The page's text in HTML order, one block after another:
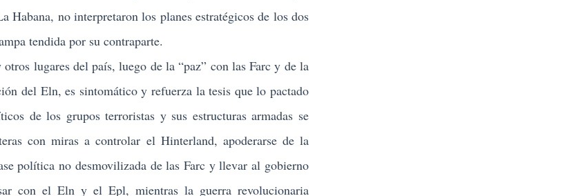
Habana, no interpretaron los planes estratégicos de los dos
tendida por su contraparte.
lugares del país, luego de la “paz” con las Farc y de la
del Eln, es sintomático y refuerza la tesis que lo pactado
de los grupos terroristas y sus estructuras armadas se
con miras a controlar el Hinterland, apoderarse de la
política no desmovilizada de las Farc y llevar al gobierno
con el Eln y el Epl, mientras la guerra revolucionaria